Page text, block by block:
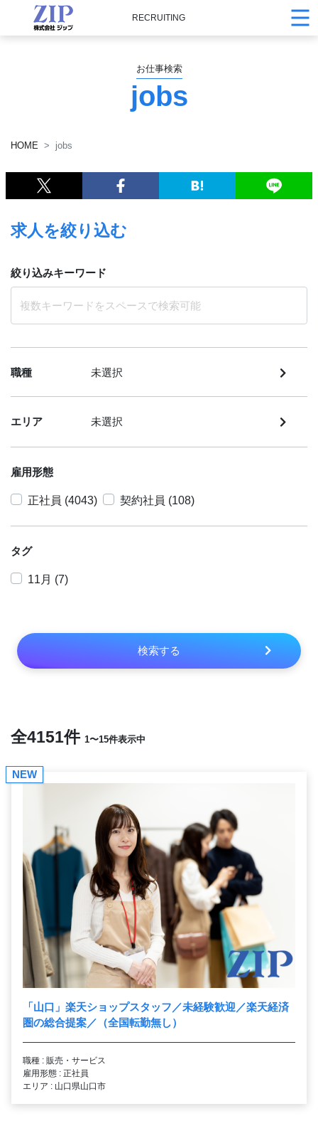
RECRUITING
お仕事検索
jobs
HOME jobs
求人を絞り込む
絞り込みキーワード
職種 未選択
エリア 未選択
雇用形態
正社員 (4043) 契約社員 (108)
タグ
11月 (7)
検索する
全4151件 1〜15件表示中
NEW
「山口」楽天ショップスタッフ／未経験歓迎／楽天経済
圏の総合提案／（全国転勤無し）
職種 : 販売・サービス
雇用形態 : 正社員
エリア : 山口県山口市